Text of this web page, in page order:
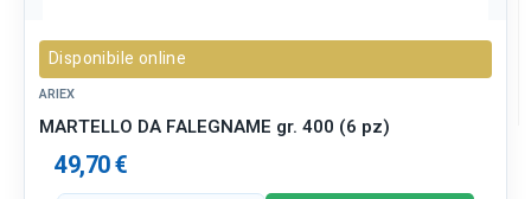
Disponibile online
ARIEX
MARTELLO DA FALEGNAME gr. 400 (6 pz)
49,70 €